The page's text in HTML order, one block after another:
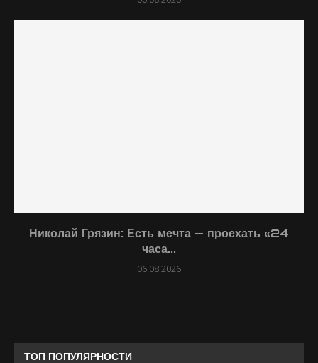
Николай Грязин: Есть мечта — проехать «24
часа...
06.08.2026
ТОП ПОПУЛЯРНОСТИ